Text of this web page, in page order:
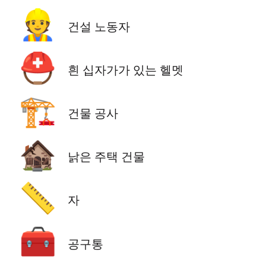
👷 건설 노동자
⛑️ 흰 십자가가 있는 헬멧
🏗️ 건물 공사
🏚️ 낡은 주택 건물
📏 자
🧰 공구통